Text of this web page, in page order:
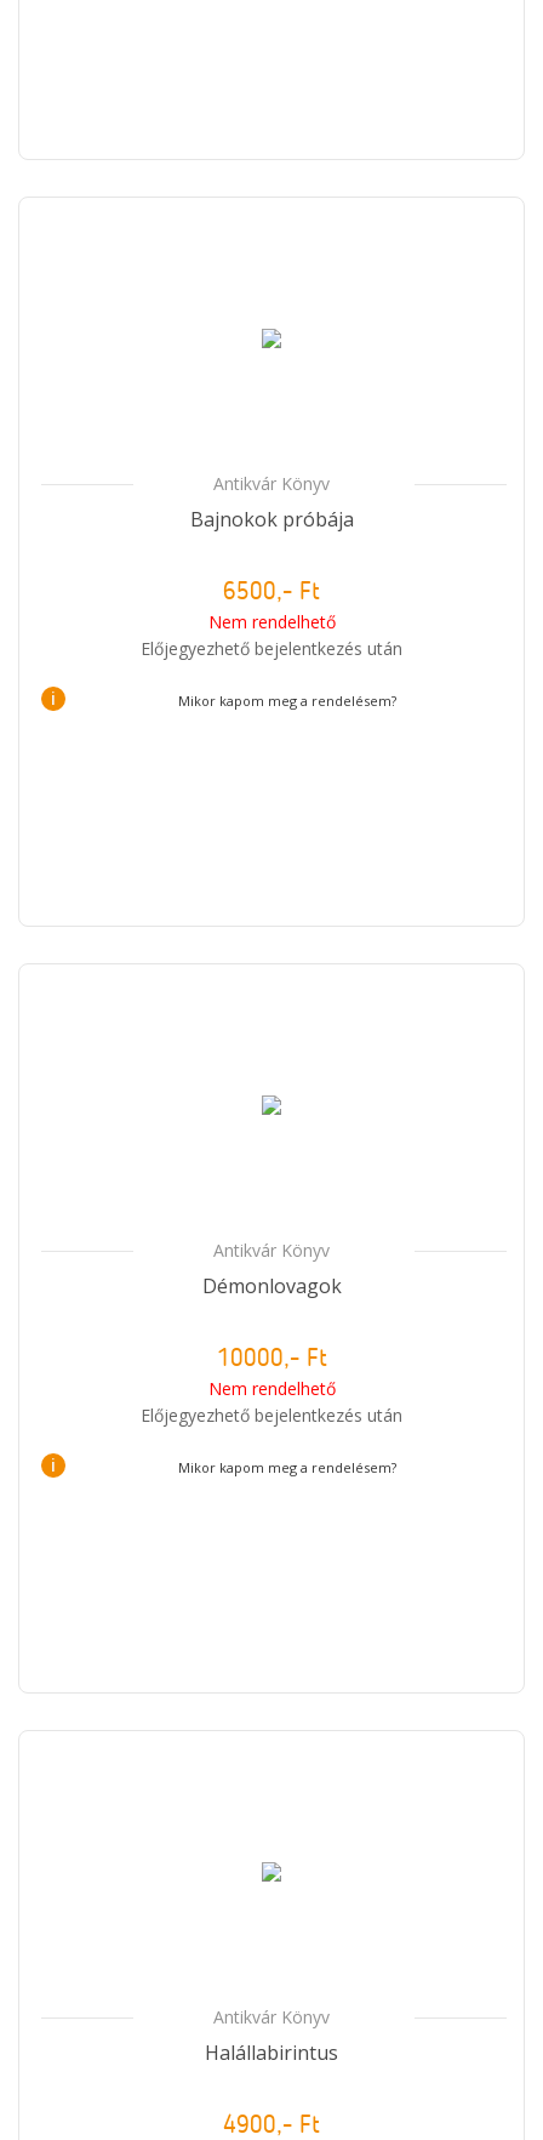
Antikvár Könyv
Bajnokok próbája
6500,- Ft
Nem rendelhető
Előjegyezhető bejelentkezés után
i Mikor kapom meg a rendelésem?
Antikvár Könyv
Démonlovagok
10000,- Ft
Nem rendelhető
Előjegyezhető bejelentkezés után
i Mikor kapom meg a rendelésem?
Antikvár Könyv
Halállabirintus
4900,- Ft